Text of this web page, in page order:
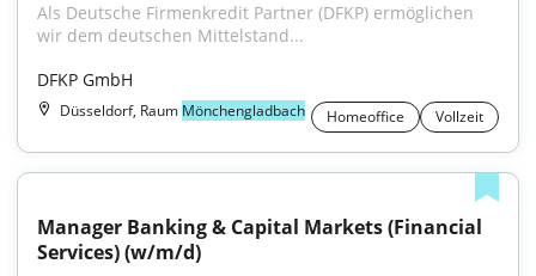
Als Deutsche Firmenkredit Partner (DFKP) ermöglichen
wir dem deutschen Mittelstand...
DFKP GmbH
Düsseldorf, Raum Mönchengladbach Homeoffice Vollzeit
Manager Banking & Capital Markets (Financial
Services) (w/m/d)